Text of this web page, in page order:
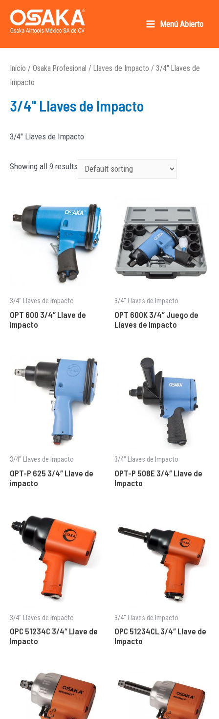
Menú Abierto
Inicio / Osaka Profesional / Llaves de Impacto / 3/4" Llaves de
Impacto
3/4" Llaves de Impacto
3/4″ Llaves de Impacto
Showing all 9 results
3/4" Llaves de Impacto
OPT 600 3/4″ Llave de
Impacto
3/4" Llaves de Impacto
OPT 600K 3/4″ Juego de
Llaves de Impacto
3/4" Llaves de Impacto
OPT-P 625 3/4″ Llave de
impacto
3/4" Llaves de Impacto
OPT-P 508E 3/4″ Llave de
Impacto
3/4" Llaves de Impacto
OPC 51234C 3/4″ Llave de
Impacto
3/4" Llaves de Impacto
OPC 51234CL 3/4″ Llave de
Impacto